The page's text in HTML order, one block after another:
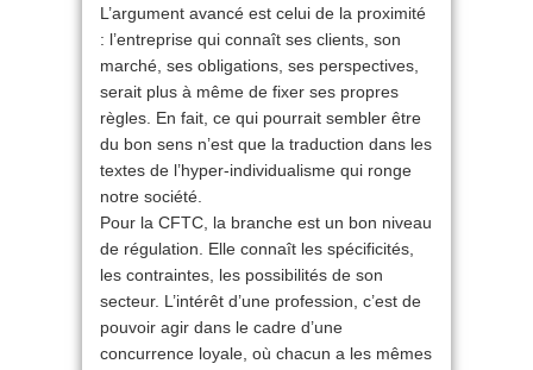
L’argument avancé est celui de la proximité
: l’entreprise qui connaît ses clients, son
marché, ses obligations, ses perspectives,
serait plus à même de fixer ses propres
règles. En fait, ce qui pourrait sembler être
du bon sens n’est que la traduction dans les
textes de l’hyper-individualisme qui ronge
notre société.
Pour la CFTC, la branche est un bon niveau
de régulation. Elle connaît les spécificités,
les contraintes, les possibilités de son
secteur. L’intérêt d’une profession, c’est de
pouvoir agir dans le cadre d’une
concurrence loyale, où chacun a les mêmes